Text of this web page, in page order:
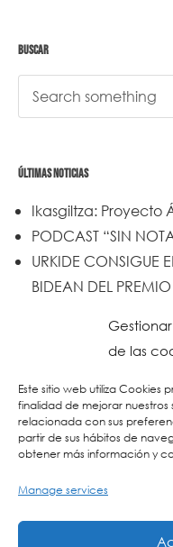
de las
Este sitio web utiliza
finalidad de mejorar
relacionada con sus
partir de sus hábitos de
obtener más información y
Manage services
BUSCAR
ÚLTIMAS NOTICIAS
Ikasgiltza: Proyecto
PODCAST “SIN
URKIDE CONSIGUE
BIDEAN DEL
Urkide en Cadena